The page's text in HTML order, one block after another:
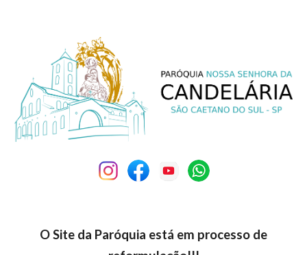
O Site da Paróquia está em processo de